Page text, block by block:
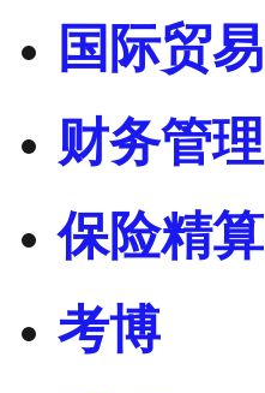
国际贸易
财务管理
保险精算
考博